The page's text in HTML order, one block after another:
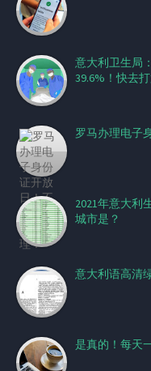
意大利卫生局
39.6%！快去
罗马办理电子
2021年意大利
城市是？
意大利语高清
是真的！每天